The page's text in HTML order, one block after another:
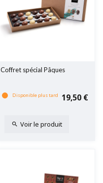
Coffret spécial Pâques
Disponible plus tard 19,50 €
Voir le produit